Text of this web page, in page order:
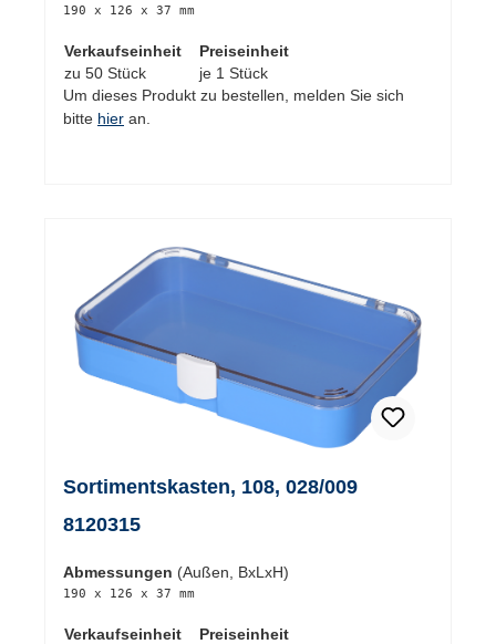
190 x 126 x 37 mm
Verkaufseinheit
Preiseinheit
zu 50 Stück
je 1 Stück
Um dieses Produkt zu bestellen, melden Sie sich
bitte hier an.
Sortimentskasten, 108, 028/009
8120315
Abmessungen (Außen, BxLxH)
190 x 126 x 37 mm
Verkaufseinheit
Preiseinheit